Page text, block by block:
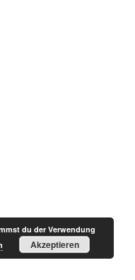
du der Verwendung
Akzeptieren